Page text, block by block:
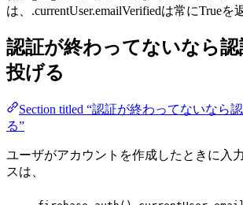
は、.currentUser.emailVerifiedは常にTrueを
認証が終わってないなら
投げる
Section titled “認証が終わってないなら
る”
ユーザがアカウントを作成したときに入
スは、